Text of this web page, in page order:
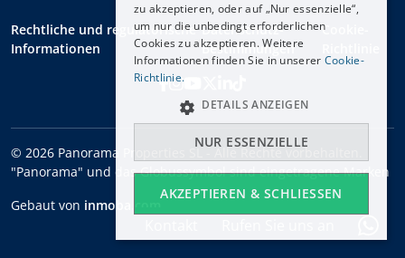
Rechtliche und regulatorische
Informationen
Datenschutz-
Bestimmungen
Cookie-
© 2026 Panorama Properties SL - Alle Rechte vorbehalten.
"Panorama" und das Globussymbol sind eingetragene Marken
Gebaut von inmoba.com
zu akzeptieren, oder auf „Nur essenzielle“,
um nur die unbedingt erforderlichen
Cookies zu akzeptieren. Weitere
Informationen finden Sie in unserer Cookie-
Richtlinie.
AKZEPTIEREN & SCHLIESSEN
NUR ESSENZIELLE
DETAILS ANZEIGEN